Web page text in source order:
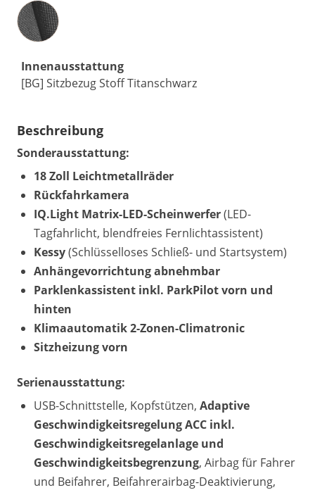
Innenausstattung
Innenausstattung
[BG] Sitzbezug Stoff Titanschwarz
Beschreibung
Sonderausstattung:
18 Zoll Leichtmetallräder
Rückfahrkamera
IQ.Light Matrix-LED-Scheinwerfer(LED-
Tagfahrlicht, blendfreies Fernlichtassistent)
Kessy(Schlüsselloses Schließ- und Startsystem)
Anhängevorrichtung abnehmbar
Parklenkassistent inkl. ParkPilot vorn und
hinten
Klimaautomatik 2-Zonen-Climatronic
Sitzheizung vorn
Serienausstattung:
USB-Schnittstelle, Kopfstützen, Adaptive
Geschwindigkeitsregelung ACC inkl.
Geschwindigkeitsregelanlage und
Geschwindigkeitsbegrenzung, Airbag für Fahrer
und Beifahrer, Beifahrerairbag-Deaktivierung,